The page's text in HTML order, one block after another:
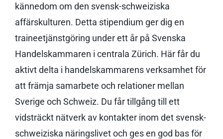
kännedom om den svensk-schweiziska
affärskulturen. Detta stipendium ger dig en
traineetjänstgöring under ett år på Svenska
Handelskammaren i centrala Zürich. Här får du
aktivt delta i handelskammarens verksamhet för
att främja samarbete och relationer mellan
Sverige och Schweiz. Du får tillgång till ett
vidsträckt nätverk av kontakter inom det svensk-
schweiziska näringslivet och ges en god bas för